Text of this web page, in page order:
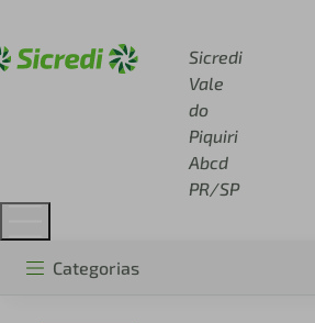
Sicredi
Vale
do
Piquiri
Abcd
PR/SP
Categorias